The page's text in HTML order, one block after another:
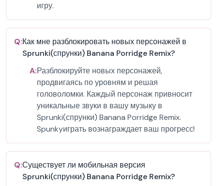
игру.
Q:Как мне разблокировать новых персонажей в
Sprunki(спрунки) Banana Porridge Remix?
A:Разблокируйте новых персонажей,
продвигаясь по уровням и решая
головоломки. Каждый персонаж привносит
уникальные звуки в вашу музыку в
Sprunki(спрунки) Banana Porridge Remix.
Spunkyиграть вознаграждает ваш прогресс!
Q:Существует ли мобильная версия
Sprunki(спрунки) Banana Porridge Remix?